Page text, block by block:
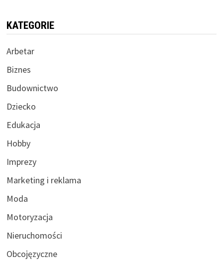
KATEGORIE
Arbetar
Biznes
Budownictwo
Dziecko
Edukacja
Hobby
Imprezy
Marketing i reklama
Moda
Motoryzacja
Nieruchomości
Obcojęzyczne